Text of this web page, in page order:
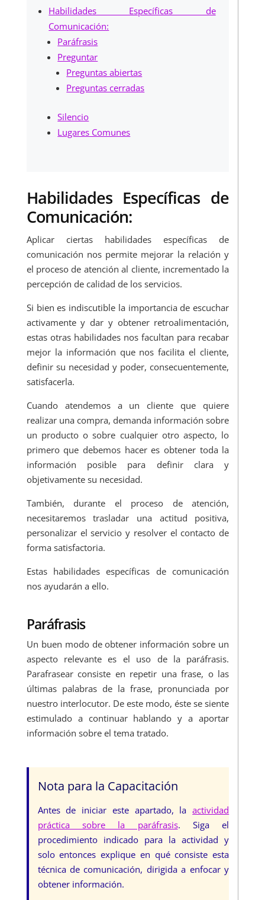
Habilidades Específicas de
Comunicación:
Paráfrasis
Preguntar
Preguntas abiertas
Preguntas cerradas
Silencio
Lugares Comunes
Habilidades Específicas de
Comunicación:
Aplicar ciertas habilidades específicas de
comunicación nos permite mejorar la relación y
el proceso de atención al cliente, incrementado la
percepción de calidad de los servicios.
Si bien es indiscutible la importancia de escuchar
activamente y dar y obtener retroalimentación,
estas otras habilidades nos facultan para recabar
mejor la información que nos facilita el cliente,
definir su necesidad y poder, consecuentemente,
satisfacerla.
Cuando atendemos a un cliente que quiere
realizar una compra, demanda información sobre
un producto o sobre cualquier otro aspecto, lo
primero que debemos hacer es obtener toda la
información posible para definir clara y
objetivamente su necesidad.
También, durante el proceso de atención,
necesitaremos trasladar una actitud positiva,
personalizar el servicio y resolver el contacto de
forma satisfactoria.
Estas habilidades específicas de comunicación
nos ayudarán a ello.
Paráfrasis
Un buen modo de obtener información sobre un
aspecto relevante es el uso de la paráfrasis.
Parafrasear consiste en repetir una frase, o las
últimas palabras de la frase, pronunciada por
nuestro interlocutor. De este modo, éste se siente
estimulado a continuar hablando y a aportar
información sobre el tema tratado.
Nota para la Capacitación
Antes de iniciar este apartado, laactividad
práctica sobre la paráfrasis. Siga el
procedimiento indicado para la actividad y
solo entonces explique en qué consiste esta
técnica de comunicación, dirigida a enfocar y
obtener información.